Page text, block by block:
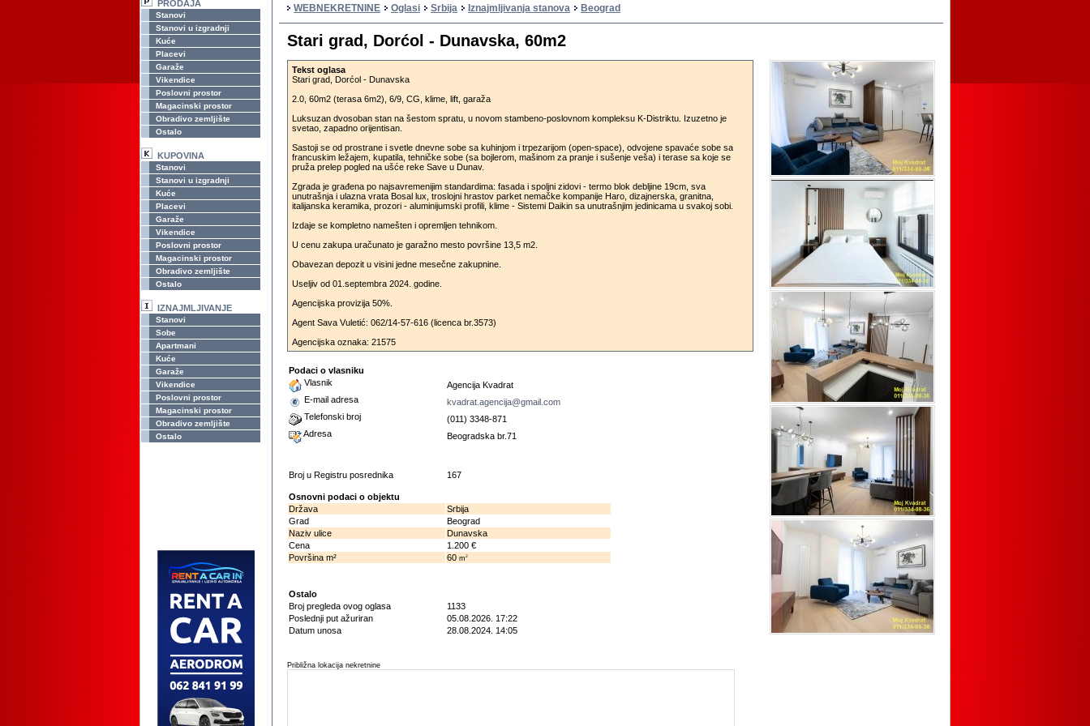
PRODAJA
Stanovi
Stanovi u izgradnji
Kuće
Placevi
Garaže
Vikendice
Poslovni prostor
Magacinski prostor
Obradivo zemljište
Ostalo
KUPOVINA
Stanovi
Stanovi u izgradnji
Kuće
Placevi
Garaže
Vikendice
Poslovni prostor
Magacinski prostor
Obradivo zemljište
Ostalo
IZNAJMLJIVANJE
Stanovi
Sobe
Apartmani
Kuće
Garaže
Vikendice
Poslovni prostor
Magacinski prostor
Obradivo zemljište
Ostalo
WEBNEKRETNINE Oglasi Srbija Iznajmljivanja stanova Beograd
Stari grad, Dorćol - Dunavska, 60m2
Tekst oglasa
Stari grad, Dorćol - Dunavska
2.0, 60m2 (terasa 6m2), 6/9, CG, klime, lift, garaža
Luksuzan dvosoban stan na šestom spratu, u novom stambeno-poslovnom kompleksu K-Distriktu. Izuzetno je
svetao, zapadno orijentisan.
Sastoji se od prostrane i svetle dnevne sobe sa kuhinjom i trpezarijom (open-space), odvojene spavaće sobe sa
francuskim ležajem, kupatila, tehničke sobe (sa bojlerom, mašinom za pranje i sušenje veša) i terase sa koje se
pruža prelep pogled na ušće reke Save u Dunav.
Zgrada je građena po najsavremenijim standardima: fasada i spoljni zidovi - termo blok debljine 19cm, sva
unutrašnja i ulazna vrata Bosal lux, troslojni hrastov parket nemačke kompanije Haro, dizajnerska, granitna,
italijanska keramika, prozori - aluminijumski profili, klime - Sistemi Daikin sa unutrašnjim jedinicama u svakoj sobi.
Izdaje se kompletno namešten i opremljen tehnikom.
U cenu zakupa uračunato je garažno mesto površine 13,5 m2.
Obavezan depozit u visini jedne mesečne zakupnine.
Useljiv od 01.septembra 2024. godine.
Agencijska provizija 50%.
Agent Sava Vuletić: 062/14-57-616 (licenca br.3573)
Agencijska oznaka: 21575
Podaci o vlasniku
Vlasnik
Agencija Kvadrat
E-mail adresa
kvadrat.agencija@gmail.com
Telefonski broj
(011) 3348-871
Adresa
Beogradska br.71
Broj u Registru posrednika 167
Osnovni podaci o objektu
Država
Srbija
Grad
Beograd
Naziv ulice
Dunavska
Cena
1.200 €
Površina m²
60 m2
Ostalo
Broj pregleda ovog oglasa
1133
Poslednji put ažuriran
05.08.2026. 17:22
Datum unosa
28.08.2024. 14:05
Približna lokacija nekretnine